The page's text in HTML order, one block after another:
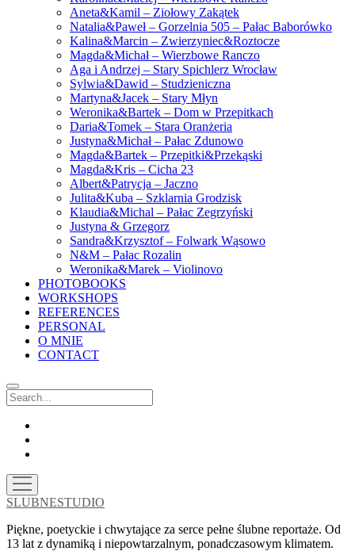
Aneta&Kamil – Ziołowy Zakątek
Natalia&Paweł – Gorzelnia 505 – Pałac Baborówko
Kalina&Marcin – Zwierzyniec&Roztocze
Magda&Michał – Wierzbowe Ranczo
Aga i Andrzej – Stary Spichlerz Wrocław
Sylwia&Dawid – Studzieniczna
Martyna&Jacek – Stary Młyn
Weronika&Bartek – Dom w Przepitkach
Daria&Tomek – Stara Oranżeria
Justyna&Michał – Pałac Zdunowo
Magda&Bartek – Przepitki&Przekąski
Magda&Kris – Cicha 23
Albert&Patrycja – Jaczno
Julita&Kuba – Szklarnia Grodzisk
Klaudia&Michal – Pałac Zegrzyński
Justyna & Grzegorz
Sandra&Krzysztof – Folwark Wąsowo
N&M – Pałac Rozalin
Weronika&Marek – Violinovo
PHOTOBOOKS
WORKSHOPS
REFERENCES
PERSONAL
O MNIE
CONTACT
Search
open
menu
SLUBNESTUDIO
Piękne, poetyckie i chwytające za serce pełne ślubne reportaże. Od
13 lat z dynamiką i niepowtarzalnym, ponadczasowym klimatem.